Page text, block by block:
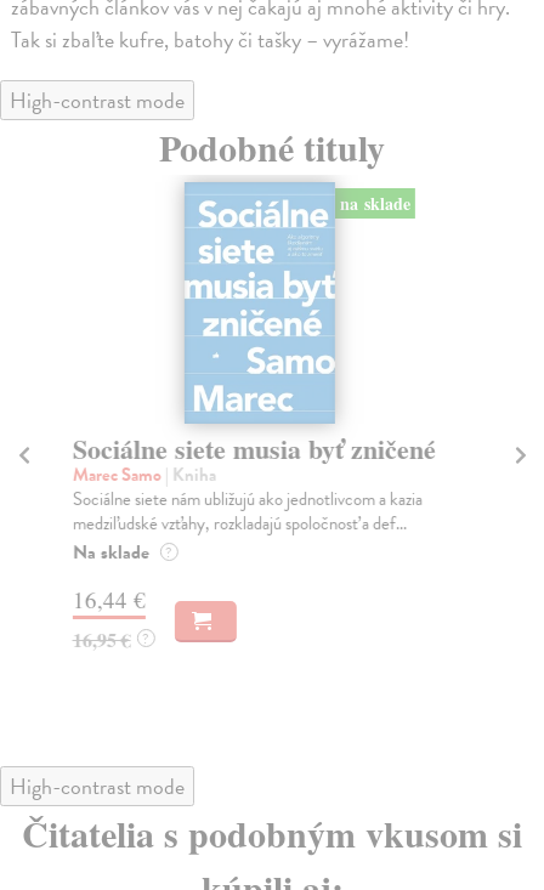
Tak si zbaľte kufre, batohy či tašky – vyrážame!
High-contrast mode
Podobné tituly
na sklade
Sociálne siete musia byť zničené
Marec Samo| Kniha
Sociálne siete nám ubližujú ako jednotlivcom a kazia
medziľudské vzťahy, rozkladajú spoločnosť a def...
Na sklade ?
16,44 €
16,95 € ?
High-contrast mode
Čitatelia s podobným vkusom si